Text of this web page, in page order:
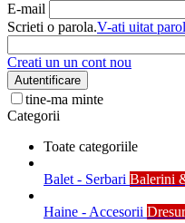
E-mail
Scrieti o parola.V-ati uitat
Creati un un cont nou
Autentificare
tine-ma minte
Categorii
Toate categoriile
Balet - Serbari Balerini
Haine - Accesorii